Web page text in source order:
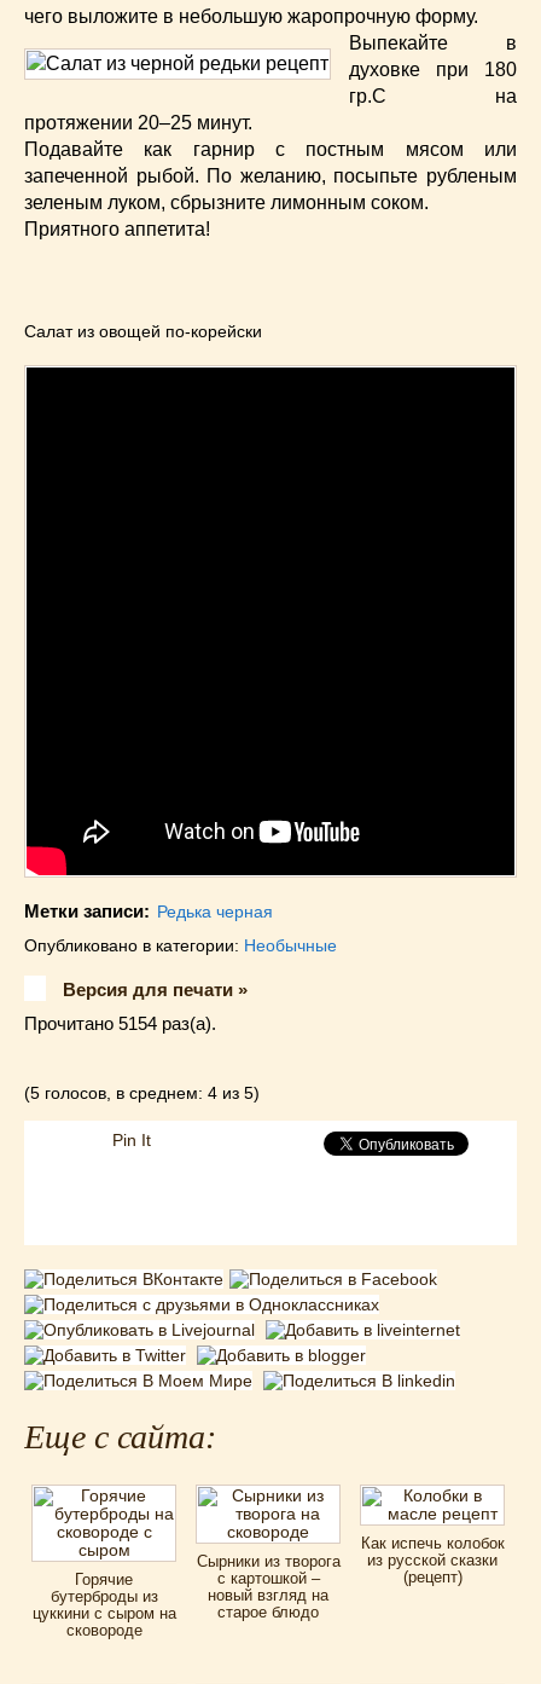
чего выложите в небольшую жаропрочную форму.
Выпекайте в
духовке при 180
гр.С на
протяжении 20–25 минут.
Подавайте как гарнир с постным мясом или
запеченной рыбой. По желанию, посыпьте рубленым
зеленым луком, сбрызните лимонным соком.
Приятного аппетита!
Салат из овощей по-корейски
Метки записи: Редька черная
Опубликовано в категории: Необычные
Версия для печати »
Прочитано 5154 раз(a).
(5 голосов, в среднем: 4 из 5)
Pin It
Еще с сайта:
Горячие
бутерброды из
цуккини с сыром на
сковороде
Сырники из творога
с картошкой –
новый взгляд на
старое блюдо
Как испечь колобок
из русской сказки
(рецепт)